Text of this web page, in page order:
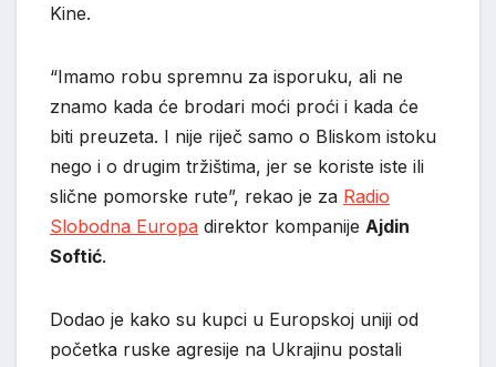
Kine.
“Imamo robu spremnu za isporuku, ali ne
znamo kada će brodari moći proći i kada će
biti preuzeta. I nije riječ samo o Bliskom istoku
nego i o drugim tržištima, jer se koriste iste ili
slične pomorske rute”, rekao je za Radio
Slobodna Europa direktor kompanije Ajdin
Softić.
Dodao je kako su kupci u Europskoj uniji od
početka ruske agresije na Ukrajinu postali